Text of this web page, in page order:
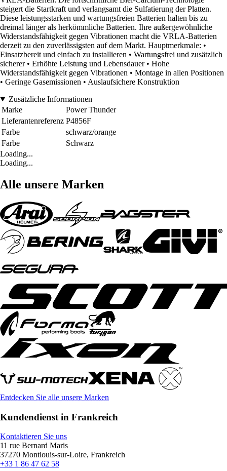
steigert die Startkraft und verlangsamt die Sulfatierung der Platten.
Diese leistungsstarken und wartungsfreien Batterien halten bis zu
dreimal länger als herkömmliche Batterien. Ihre außergewöhnliche
Widerstandsfähigkeit gegen Vibrationen macht die VRLA-Batterien
derzeit zu den zuverlässigsten auf dem Markt. Hauptmerkmale: •
Einsatzbereit und einfach zu installieren • Wartungsfrei und zusätzlich
sicherer • Erhöhte Leistung und Lebensdauer • Hohe
Widerstandsfähigkeit gegen Vibrationen • Montage in allen Positionen
• Geringe Gasemissionen • Auslaufsichere Konstruktion
Zusätzliche Informationen
Marke
Power Thunder
Lieferantenreferenz P4856F
Farbe
schwarz/orange
Farbe
Schwarz
Loading...
Loading...
Alle unsere Marken
Entdecken Sie alle unsere Marken
Kundendienst in Frankreich
Kontaktieren Sie uns
11 rue Bernard Maris
37270 Montlouis-sur-Loire, Frankreich
+33 1 86 47 62 58